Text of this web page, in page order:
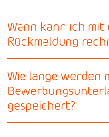
Wann kann ich mit
Rückmeldung
Wie lange werden
gespeichert?